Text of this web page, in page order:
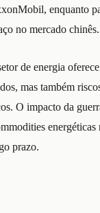
enquanto
no mercado chinês.
de energia
mas também
O impacto da
energéticas
prazo.